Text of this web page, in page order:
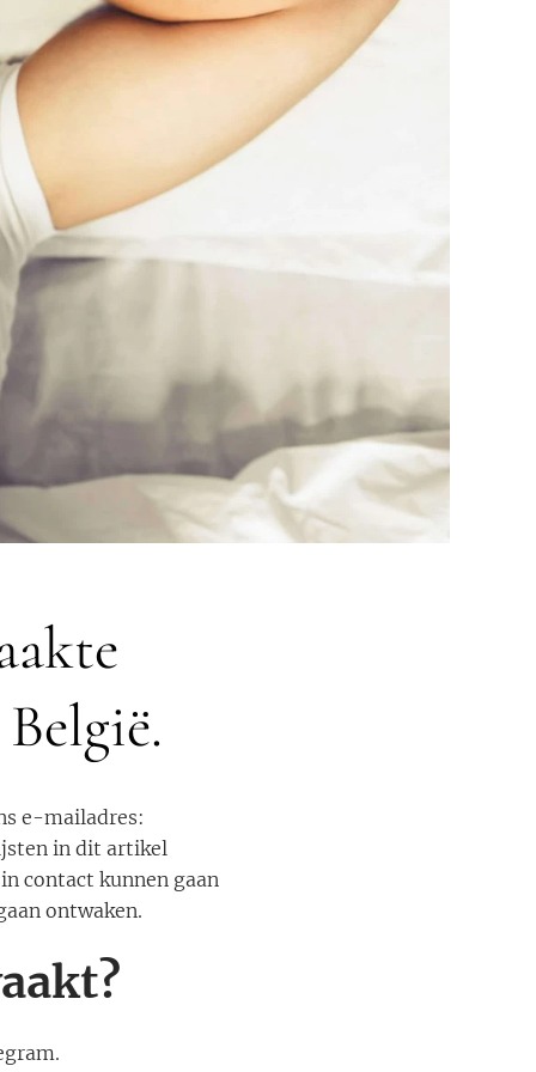
e-mailadres:
in dit artikel
contact kunnen gaan
ontwaken.